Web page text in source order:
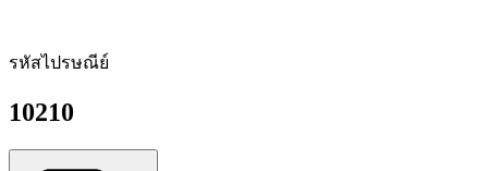
รหัสไปรษณีย์
10210